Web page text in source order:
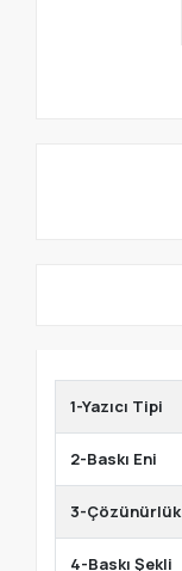
1-Yazıcı Tipi
2-Baskı Eni
3-Çözünürlük
4-Baskı Şekli